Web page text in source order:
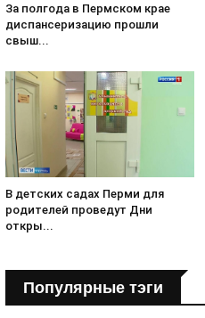
За полгода в Пермском крае
диспансеризацию прошли
свыш...
В детских садах Перми для
родителей проведут Дни
откры...
Популярные тэги